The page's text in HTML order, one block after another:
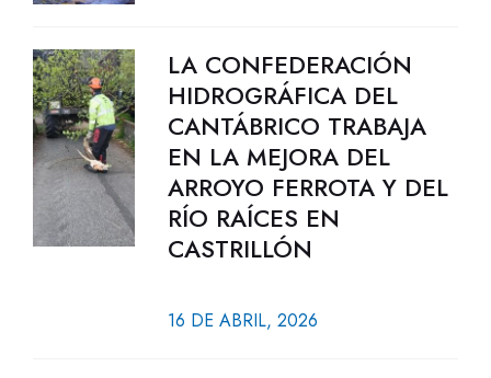
LA CONFEDERACIÓN
HIDROGRÁFICA DEL
CANTÁBRICO TRABAJA
EN LA MEJORA DEL
ARROYO FERROTA Y DEL
RÍO RAÍCES EN
CASTRILLÓN
16 DE ABRIL, 2026